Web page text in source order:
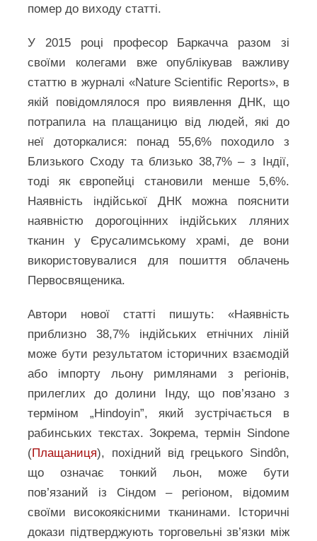
помер до виходу статті.
У 2015 році професор Баркачча разом зі
своїми колегами вже опублікував важливу
статтю в журналі «Nature Scientific Reports», в
якій повідомлялося про виявлення ДНК, що
потрапила на плащаницю від людей, які до
неї доторкалися: понад 55,6% походило з
Близького Сходу та близько 38,7% – з Індії,
тоді як європейці становили менше 5,6%.
Наявність індійської ДНК можна пояснити
наявністю дорогоцінних індійських лляних
тканин у Єрусалимському храмі, де вони
використовувалися для пошиття облачень
Первосвященика.
Автори нової статті пишуть: «Наявність
приблизно 38,7% індійських етнічних ліній
може бути результатом історичних взаємодій
або імпорту льону римлянами з регіонів,
прилеглих до долини Інду, що пов’язано з
терміном „Hindoyin”, який зустрічається в
рабинських текстах. Зокрема, термін Sindone
(Плащаниця), похідний від грецького Sindôn,
що означає тонкий льон, може бути
пов’язаний із Сіндом – регіоном, відомим
своїми високоякісними тканинами. Історичні
докази підтверджують торговельні зв’язки між